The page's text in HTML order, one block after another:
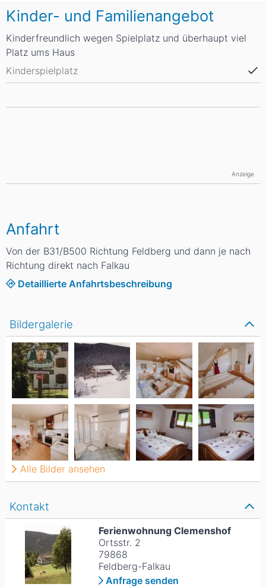
Kinder- und Familienangebot
Kinderfreundlich wegen Spielplatz und überhaupt viel
Platz ums Haus
Kinderspielplatz
Anzeige
Anfahrt
Von der B31/B500 Richtung Feldberg und dann je nach
Richtung direkt nach Falkau
Detaillierte Anfahrtsbeschreibung
Kontakt
Ferienwohnung Clemenshof
Ortsstr. 2
79868
Feldberg-Falkau
Anfrage senden
Bildergalerie
Alle Bilder ansehen